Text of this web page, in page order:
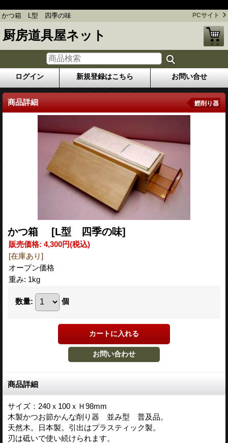
かつ箱 L型 四季の味 PCサイト
厨房道具屋ネット
ログイン 新規登録はこちら お問い合せ
商品詳細 鰹削り器
かつ箱 [L型 四季の味]
販売価格: 4,300円(税込)
[在庫あり]
オープン価格
重み: 1kg
数量: 個
商品詳細
サイズ：240ｘ100ｘＨ98mm
木製かつお節かんな削り器 並み型 普及品。
天然木。日本製。引出はプラスティック製。
刃は砥いで使い続けられます。